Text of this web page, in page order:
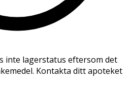
inte lagerstatus eftersom det
Kontakta ditt apoteket